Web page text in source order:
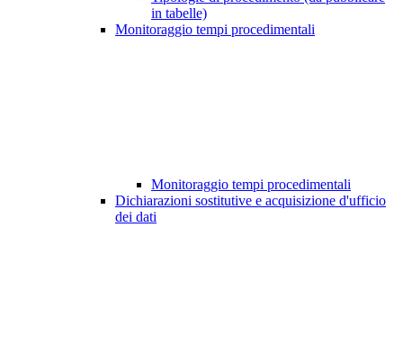
in tabelle)
Monitoraggio tempi procedimentali
Monitoraggio tempi procedimentali
Dichiarazioni sostitutive e acquisizione d'ufficio
dei dati